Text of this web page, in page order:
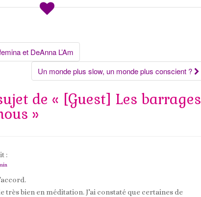
et DeAnna L’Am
Un monde plus slow, un monde plus conscient ?
de « [Guest] Les barrages
»
:
très bien en méditation. J’ai constaté que certaines de